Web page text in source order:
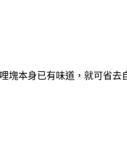
本身已有味道，就可省去